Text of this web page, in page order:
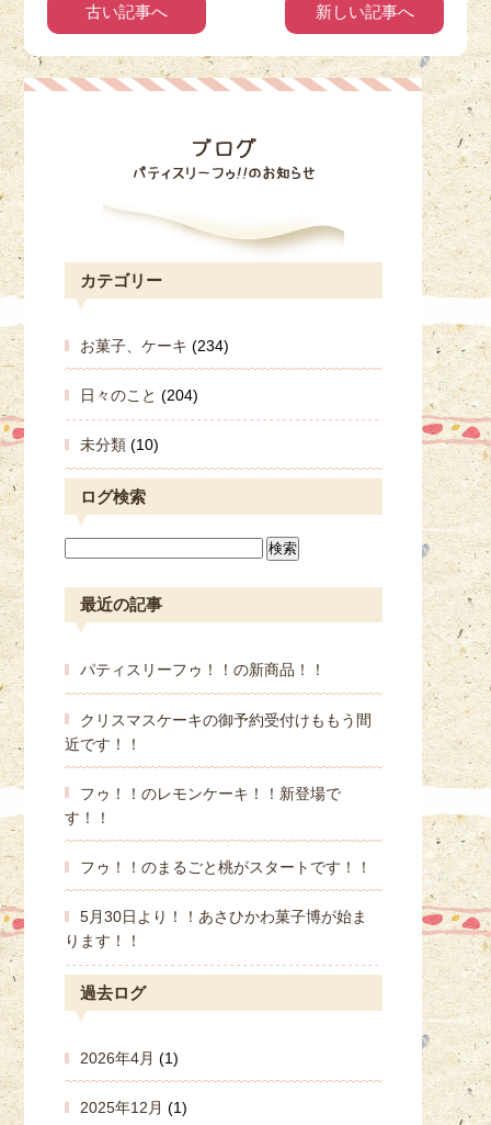
古い記事へ 新しい記事へ
カテゴリー
お菓子、ケーキ (234)
日々のこと (204)
未分類 (10)
ログ検索
最近の記事
パティスリーフゥ！！の新商品！！
クリスマスケーキの御予約受付けももう間
近です！！
フゥ！！のレモンケーキ！！新登場で
す！！
フゥ！！のまるごと桃がスタートです！！
5月30日より！！あさひかわ菓子博が始ま
ります！！
過去ログ
2026年4月 (1)
2025年12月 (1)